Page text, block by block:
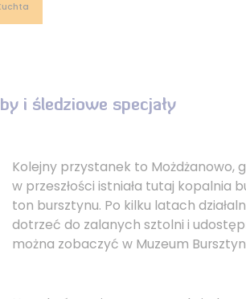
i śledziowe specjały
Kolejny przystanek to Możdżanowo,
w przeszłości istniała tutaj kopalnia
ton bursztynu. Po kilku latach
dotrzeć do zalanych sztolni i
można zobaczyć w Muzeum